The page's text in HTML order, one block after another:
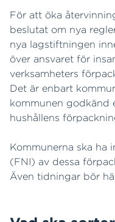
För att öka
beslutat om nya
nya lagstiftningen
över ansvaret för
verksamheters
Det är enbart
kommunen godkänd
hushållens
Kommunerna ska ha
(FNI) av dessa
Även tidningar bör